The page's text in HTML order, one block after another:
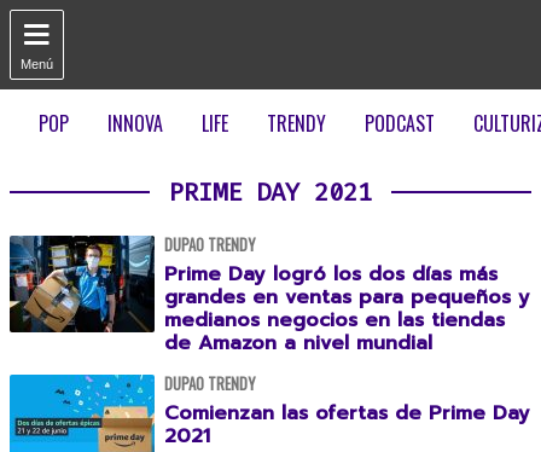

Menú
POP INNOVA LIFE TRENDY PODCAST
PRIME DAY 2021
DUPAO TRENDY
Prime Day logró los dos días más
grandes en ventas para pequeños y
medianos negocios en las tiendas
de Amazon a nivel mundial
DUPAO TRENDY
Comienzan las ofertas de Prime Day
2021